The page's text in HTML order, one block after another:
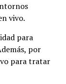
vivo.
para
por
para tratar